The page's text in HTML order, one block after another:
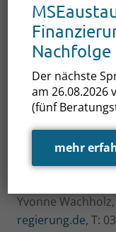
Der Exportabend
mit
Kammern,
auszutauschen,
Impulse zu
entspannter
Anmeldung: bis
Referat
Yvonne Wachholz,
regierung.de, T:
Nachfolge
Der nächste
am 26.08.2026
(fünf
mehr